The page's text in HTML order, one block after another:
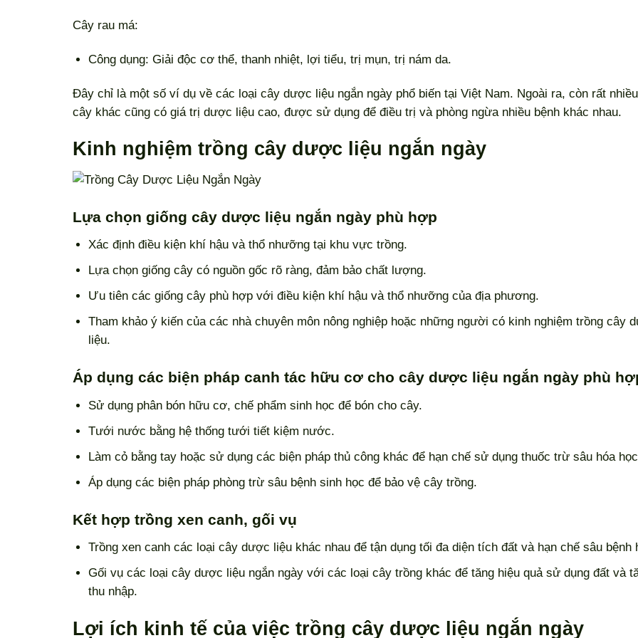
Cây rau má:
Công dụng: Giải độc cơ thể, thanh nhiệt, lợi tiểu, trị mụn, trị nám da.
Đây chỉ là một số ví dụ về các loại cây dược liệu ngắn ngày phổ biến tại Việt Nam. Ngoài ra, còn rất
cây khác cũng có giá trị dược liệu cao, được sử dụng để điều trị và phòng ngừa nhiều bệnh khác nhau.
Kinh nghiệm trồng cây dược liệu ngắn ngày
Lựa chọn giống cây dược liệu ngắn ngày phù hợp
Xác định điều kiện khí hậu và thổ nhưỡng tại khu vực trồng.
Lựa chọn giống cây có nguồn gốc rõ ràng, đảm bảo chất lượng.
Ưu tiên các giống cây phù hợp với điều kiện khí hậu và thổ nhưỡng của địa phương.
Tham khảo ý kiến của các nhà chuyên môn nông nghiệp hoặc những người có kinh nghiệm trồng cây
liệu.
Áp dụng các biện pháp canh tác hữu cơ cho cây dược liệu ngắn ngày phù
Sử dụng phân bón hữu cơ, chế phẩm sinh học để bón cho cây.
Tưới nước bằng hệ thống tưới tiết kiệm nước.
Làm cỏ bằng tay hoặc sử dụng các biện pháp thủ công khác để hạn chế sử dụng thuốc trừ sâu hóa
Áp dụng các biện pháp phòng trừ sâu bệnh sinh học để bảo vệ cây trồng.
Kết hợp trồng xen canh, gối vụ
Trồng xen canh các loại cây dược liệu khác nhau để tận dụng tối đa diện tích đất và hạn chế sâu bệnh
Gối vụ các loại cây dược liệu ngắn ngày với các loại cây trồng khác để tăng hiệu quả sử dụng đất và
thu nhập.
Lợi ích kinh tế của việc trồng cây dược liệu ngắn ngày